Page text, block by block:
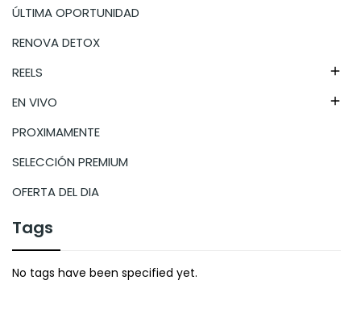
ÚLTIMA OPORTUNIDAD
RENOVA DETOX
REELS

EN VIVO 
PROXIMAMENTE
SELECCIÓN PREMIUM
OFERTA DEL DIA
Tags
No tags have been specified yet.